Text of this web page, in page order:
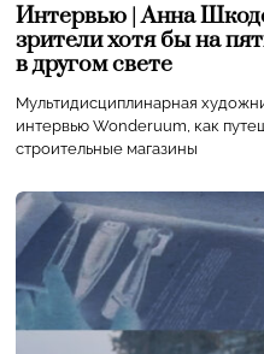
Интервью | Анна
зрители хотя бы на
в другом свете
Мультидисциплинарная
интервью Wonderuum, как
строительные магазины